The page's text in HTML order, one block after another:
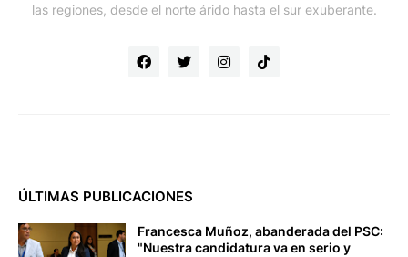
las regiones, desde el norte árido hasta el sur exuberante.
ÚLTIMAS PUBLICACIONES
Francesca Muñoz, abanderada del PSC:
"Nuestra candidatura va en serio y